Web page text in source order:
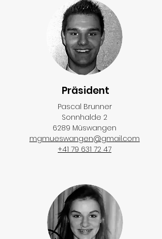
Präsident
Pascal Brunner
Sonnhalde 2
6289 Müswangen
mgmueswangen@gmail.com
+41 79 631 72 47